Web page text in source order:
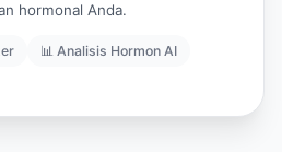
hormonal Anda.
📊 Analisis Hormon AI